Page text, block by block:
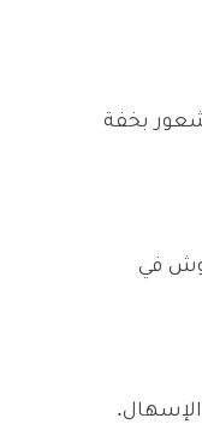
بخفة
في
الإسهال.